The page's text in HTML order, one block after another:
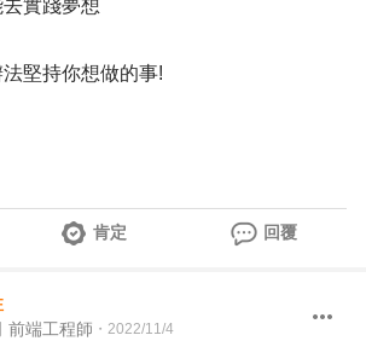
實踐夢想
堅持你想做的事!
肯定 回覆
前端工程師 ・ 2022/11/4